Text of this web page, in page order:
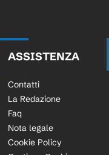
ASSISTENZA
Contatti
La Redazione
Faq
Nota legale
Cookie Policy